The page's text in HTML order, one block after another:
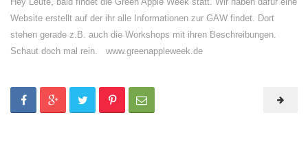
Website erstellt auf der ihr alle Informationen zur GAW findet. Dort
stehen gerade z.B. auch die Workshops mit ihren Beschreibungen.
Schaut doch mal rein. www.greenappleweek.de